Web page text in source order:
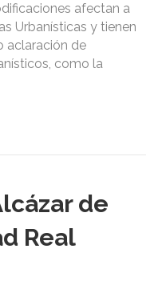
afectan a
Urbanísticas y tienen
aclaración de
como la
de
Real